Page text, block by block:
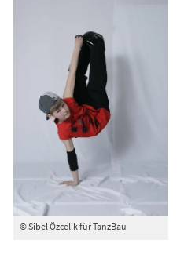
© Sibel Özcelik für TanzBau